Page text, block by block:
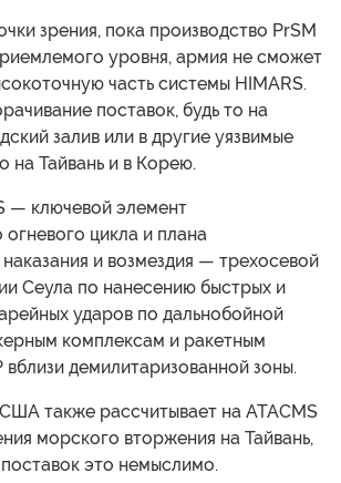
зрения, пока производство PrSM
уровня, армия не сможет
часть системы HIMARS.
поставок, будь то на
залив или в другие уязвимые
на Тайвань и в Корею.
— ключевой элемент
цикла и плана
и возмездия — трехосевой
Сеула по нанесению быстрых и
ударов по дальнобойной
комплексам и ракетным
демилитаризованной зоны.
также рассчитывает на ATACMS
морского вторжения на Тайвань,
это немыслимо.